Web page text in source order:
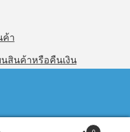
ค้า
สินค้าหรือคืนเงิน